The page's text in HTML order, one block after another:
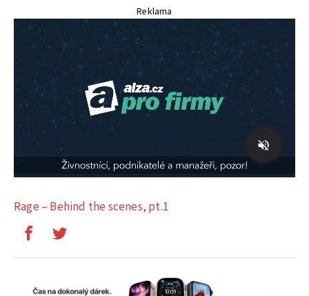
Reklama
Rage – Behind the scenes, pt.1